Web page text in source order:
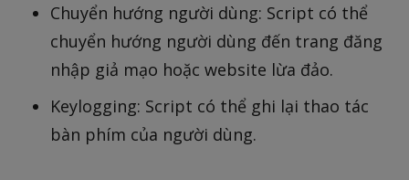
Chuyển hướng người dùng: Script có thể
chuyển hướng người dùng đến trang đăng
nhập giả mạo hoặc website lừa đảo.
Keylogging: Script có thể ghi lại thao tác
bàn phím của người dùng.